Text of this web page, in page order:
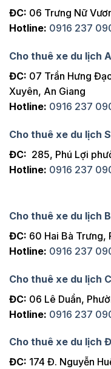
ĐC: 06 Trưng Nữ
Hotline: 0916 237
Cho thuê xe du lịch
ĐC: 07 Trần Hưng
Xuyên, An Giang
Hotline: 0916 237
Cho thuê xe du lịch
ĐC: 285, Phú Lợi
Hotline: 0916 237
Cho thuê xe du lịch
ĐC: 60 Hai Bà Trưng,
Hotline: 0916 237
Cho thuê xe du lịch
ĐC: 06 Lê Duẩn,
Hotline: 0916 237
Cho thuê xe du lịch
ĐC: 174 Đ. Nguyễn